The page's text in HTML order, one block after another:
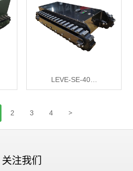
LEVE-SE-40…
2 3 4 >
关注我们